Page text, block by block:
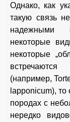
Однако, как
такую связь
надежными
некоторые
некоторые
(например,
lapponicum), то
породах с
нередко